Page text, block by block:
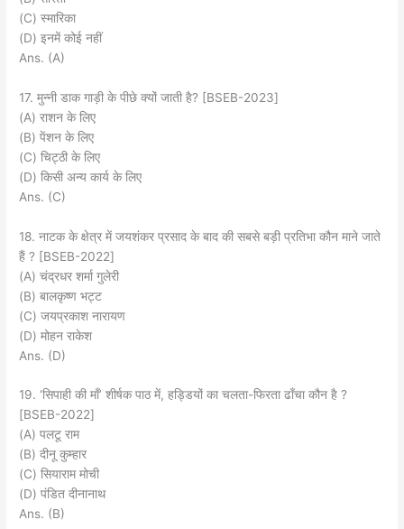
(C) स्मारिका
(D) इनमें कोई नहीं
Ans. (A)
17. मुन्नी डाक गाड़ी के पीछे क्यों जाती है? [BSEB-2023]
(A) राशन के लिए
(B) पेंशन के लिए
(C) चिट्ठी के लिए
(D) किसी अन्य कार्य के लिए
Ans. (C)
18. नाटक के क्षेत्र में जयशंकर प्रसाद के बाद की सबसे बड़ी प्रतिभा कौन माने जाते
हैं ? [BSEB-2022]
(A) चंद्रधर शर्मा गुलेरी
(B) बालकृष्ण भट्ट
(C) जयप्रकाश नारायण
(D) मोहन राकेश
Ans. (D)
19. ‘सिपाही की माँ’ शीर्षक पाठ में, हड्डियों का चलता-फिरता ढाँचा कौन है ?
[BSEB-2022]
(A) पलटू राम
(B) दीनू कुम्हार
(C) सियाराम मोची
(D) पंडित दीनानाथ
Ans. (B)